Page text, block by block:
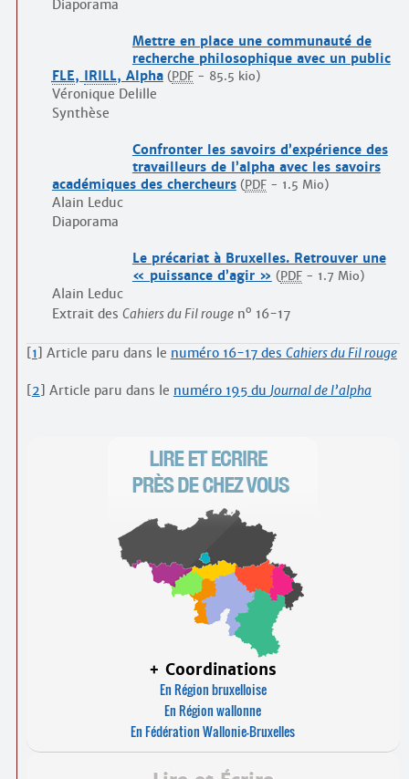
Diaporama
Mettre en place une communauté de
recherche philosophique avec un public
FLE, IRILL, Alpha ( PDF- 85.5 kio)
Véronique Delille
Synthèse
Confronter les savoirs d’expérience des
travailleurs de l’alpha avec les savoirs
académiques des chercheurs ( PDF- 1.5 Mio)
Alain Leduc
Diaporama
Le précariat à Bruxelles. Retrouver une
« puissance d’agir » ( PDF- 1.7 Mio)
Alain Leduc
Extrait des Cahiers du Fil rougeno 16-17
[1] Article paru dans le numéro 16-17 des Cahiers du Fil rouge
[2] Article paru dans le numéro 195 du Journal de l’alpha
+ Coordinations
En Région bruxelloise
En Région wallonne
En Fédération Wallonie-Bruxelles